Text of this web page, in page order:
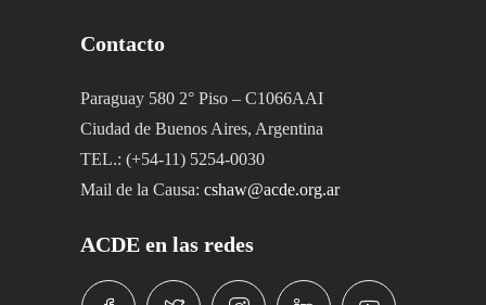
Contacto
Paraguay 580 2° Piso – C1066AAI
Ciudad de Buenos Aires, Argentina
TEL.: (+54-11) 5254-0030
Mail de la Causa: cshaw@acde.org.ar
ACDE en las redes